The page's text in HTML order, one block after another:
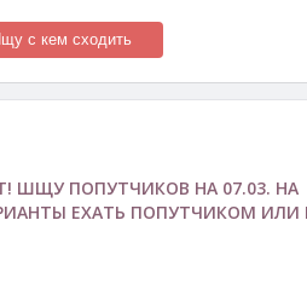
с кем сходить
ШЩУ ПОПУТЧИКОВ НА 07.03. НА
ЕХАТЬ ПОПУТЧИКОМ ИЛИ